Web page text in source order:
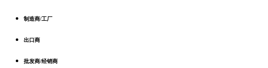
制造商/工厂
出口商
批发商/经销商